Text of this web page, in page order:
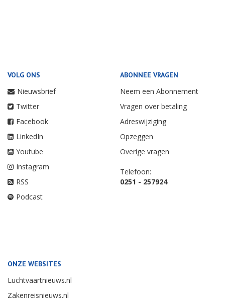
VOLG ONS
Nieuwsbrief
Twitter
Facebook
LinkedIn
Youtube
Instagram
RSS
Podcast
ABONNEE VRAGEN
Neem een Abonnement
Vragen over betaling
Adreswijziging
Opzeggen
Overige vragen
Telefoon:
0251 - 257924
ONZE WEBSITES
Luchtvaartnieuws.nl
Zakenreisnieuws.nl